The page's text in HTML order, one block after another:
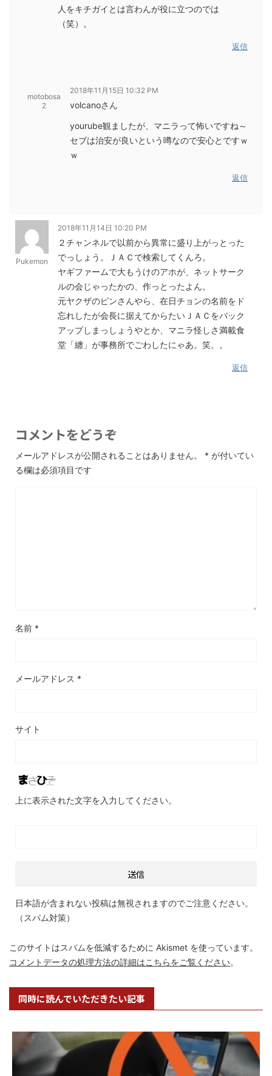
人をキチガイとは言わんが役に立つのでは
（笑）。
返信
motobosa
2
2018年11月15日 10:32 PM
volcanoさん
yourube観ましたが、マニラって怖いですね～
セブは治安が良いという噂なので安心とですｗ
ｗ
返信
Pukemon
2018年11月14日 10:20 PM
２チャンネルで以前から異常に盛り上がっとった
でっしょう。ＪＡＣで検索してくんろ。
ヤギファームで大もうけのアホが、ネットサーク
ルの会じゃったかの、作っとったよん。
元ヤクザのピンさんやら、在日チョンの名前をド
忘れしたが会長に据えてからたいＪＡＣをバック
アップしまっしょうやとか、マニラ怪しさ満載食
堂「纏」が事務所でごわしたにゃあ。笑。。
返信
コメントをどうぞ
メールアドレスが公開されることはありません。 * が付いてい
る欄は必須項目です
名前 *
メールアドレス *
サイト
上に表示された文字を入力してください。
日本語が含まれない投稿は無視されますのでご注意ください。
（スパム対策）
このサイトはスパムを低減するために Akismet を使っています。
コメントデータの処理方法の詳細はこちらをご覧ください。
同時に読んでいただきたい記事